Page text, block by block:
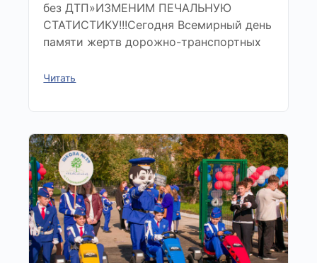
без ДТП»ИЗМЕНИМ ПЕЧАЛЬНУЮ
СТАТИСТИКУ!!!Сегодня Всемирный день
памяти жертв дорожно-транспортных
Читать